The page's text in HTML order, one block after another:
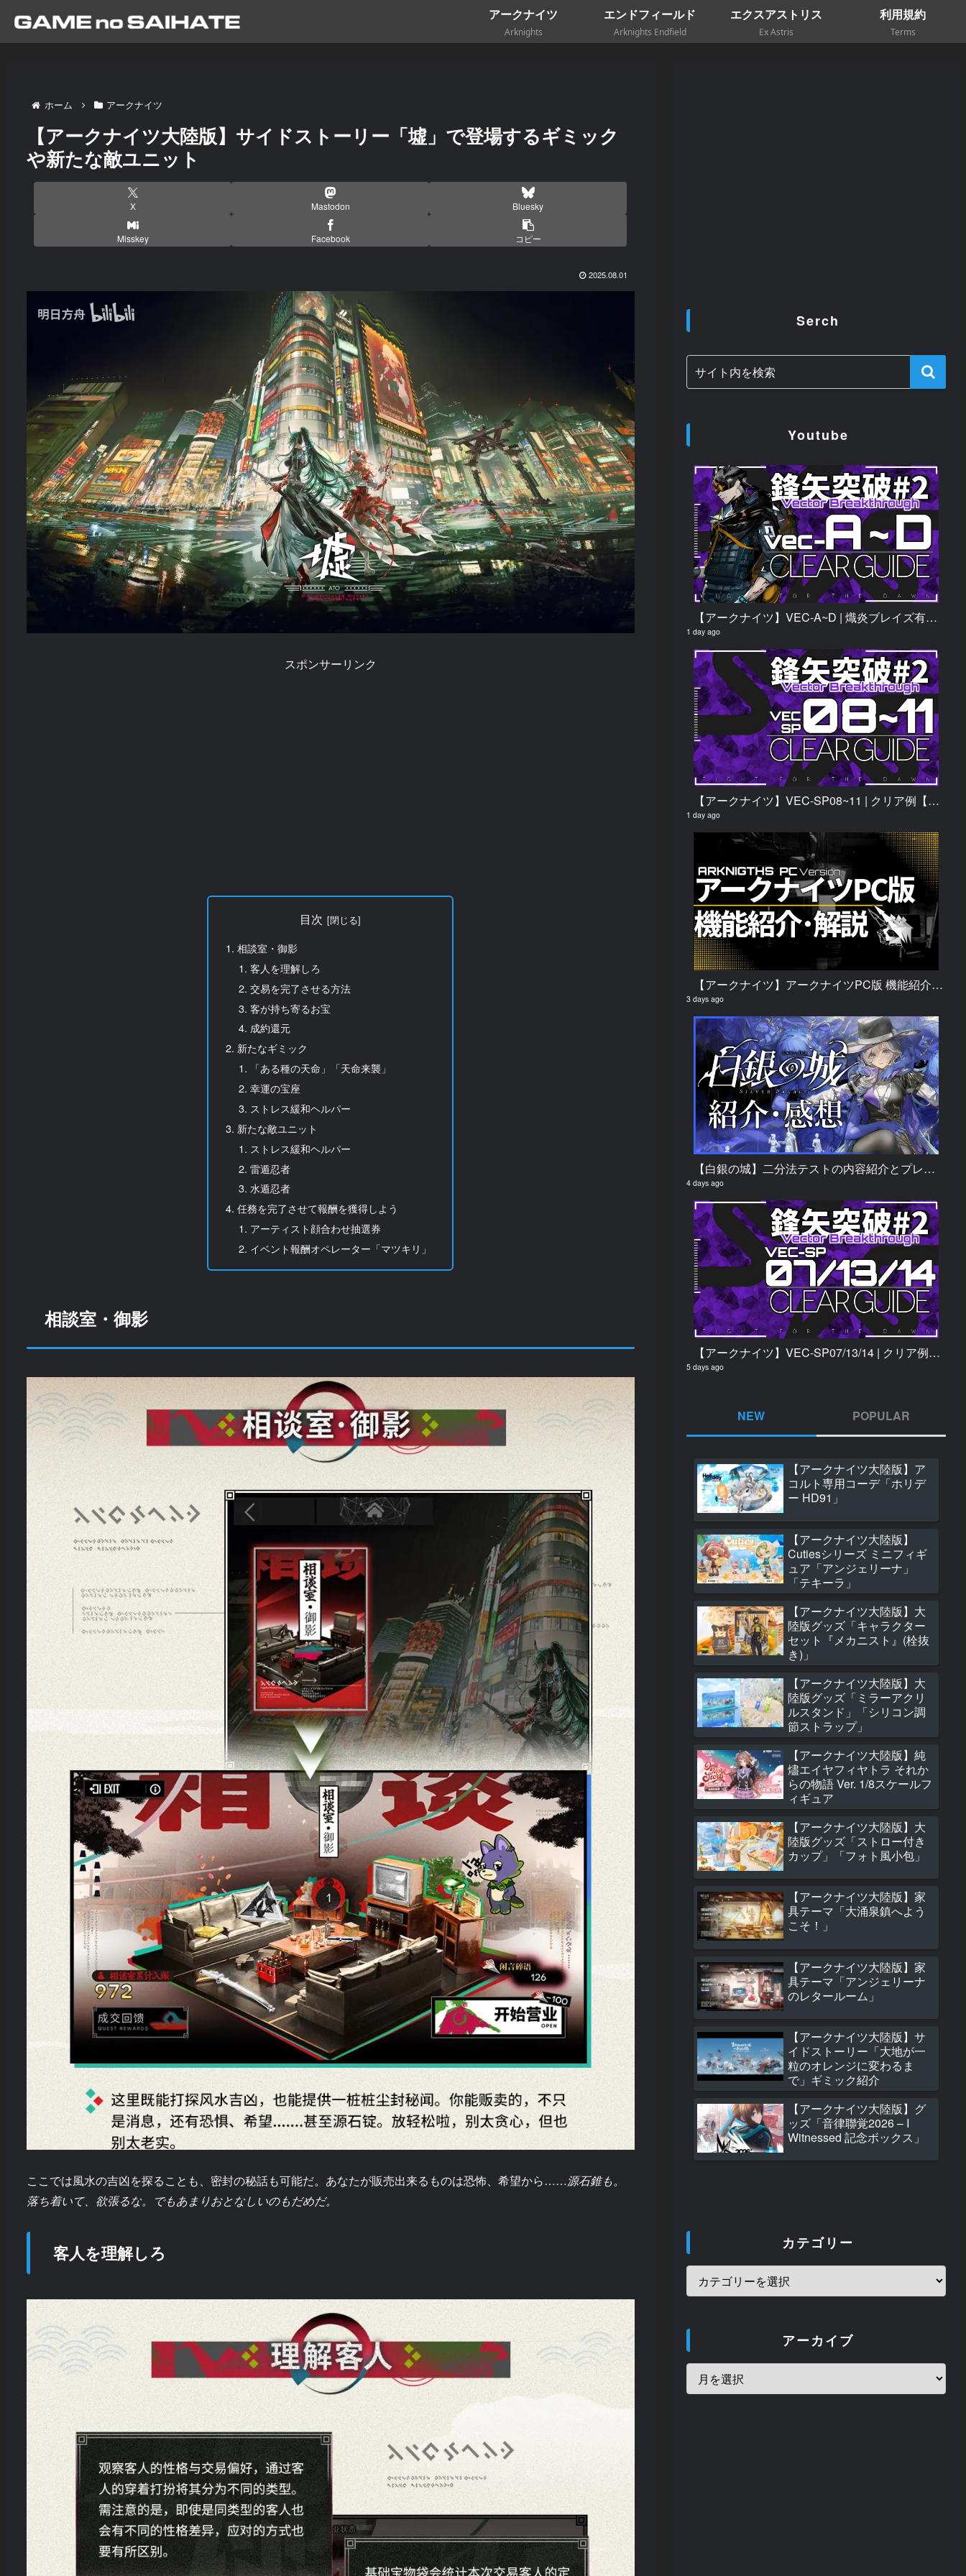
アークナイツ
Arknights
エンドフィールド
Arknights Endfield
エクスアストリス
Ex Astris
利用規約
Terms
ホーム アークナイツ
【アークナイツ大陸版】サイドストーリー「墟」で登場するギミック
や新たな敵ユニット
X Mastodon Bluesky
Misskey Facebook コピー
2025.08.01
スポンサーリンク
目次
相談室・御影
客人を理解しろ
交易を完了させる方法
客が持ち寄るお宝
成約還元
新たなギミック
「ある種の天命」「天命来襲」
幸運の宝座
ストレス緩和ヘルパー
新たな敵ユニット
ストレス緩和ヘルパー
雷遁忍者
水遁忍者
任務を完了させて報酬を獲得しよう
アーティスト顔合わせ抽選券
イベント報酬オペレーター「マツキリ」
相談室・御影
ここでは風水の吉凶を探ることも、密封の秘話も可能だ。あなたが販売出来るものは恐怖、希望から……源石錐も。
落ち着いて、欲張るな。でもあまりおとなしいのもだめだ。
客人を理解しろ
Serch
Youtube
【アークナイツ】VEC-A~D | 熾炎ブレイズ有り/無し | 楽して クリア例【鋒矢突破#2】
1 day ago
【アークナイツ】VEC-SP08~11 | クリア例【鋒矢突破#2】
1 day ago
【アークナイツ】アークナイツPC版 機能紹介・解説
3 days ago
【白銀の城】二分法テストの内容紹介とプレイしてみての感想
4 days ago
【アークナイツ】VEC-SP07/13/14 | クリア例【鋒矢突破#2】
5 days ago
NEW
【アークナイツ大陸版】ア
コルト専用コーデ「ホリデ
ー HD91」
【アークナイツ大陸版】
Cutiesシリーズ ミニフィギ
ュア「アンジェリーナ」
「テキーラ」
【アークナイツ大陸版】大
陸版グッズ「キャラクター
セット『メカニスト』(栓抜
き)」
【アークナイツ大陸版】大
陸版グッズ「ミラーアクリ
ルスタンド」「シリコン調
節ストラップ」
【アークナイツ大陸版】純
燼エイヤフィヤトラ それか
らの物語 Ver. 1/8スケールフ
ィギュア
【アークナイツ大陸版】大
陸版グッズ「ストロー付き
カップ」「フォト風小包」
【アークナイツ大陸版】家
具テーマ「大涌泉鎮へよう
こそ！」
【アークナイツ大陸版】家
具テーマ「アンジェリーナ
のレタールーム」
【アークナイツ大陸版】サ
イドストーリー「大地が一
粒のオレンジに変わるま
で」ギミック紹介
【アークナイツ大陸版】グ
ッズ「音律聯覚2026 – I
Witnessed 記念ボックス」
POPULAR
【アークナイツ
サイドストーリ
【アークナイツ
グッズ「音律聯
ス」
1014 views
【アークナイツ
介 予願アンジェ
(予愿安洁莉娜
the Mellow Wish)
708 views
大陸版グッズ「
クリルスタンド
コン調節ストラ
539 views
【アークナイツ
純燼エイヤフィ
れからの物語
ケールフィギュア
【アークナイツ
大陸版グッズ「
460 views
【アークナイツ
モジュールアッ
ド効果紹介(サン
ャシンタ/タイム
フィアメッタ/百
ル)
420 views
【アークナイツ
大陸版新オペレ
介 サンピィ(珊比
Thumpy)
420 views
【アークナイツ
カテゴリー
アーカイブ